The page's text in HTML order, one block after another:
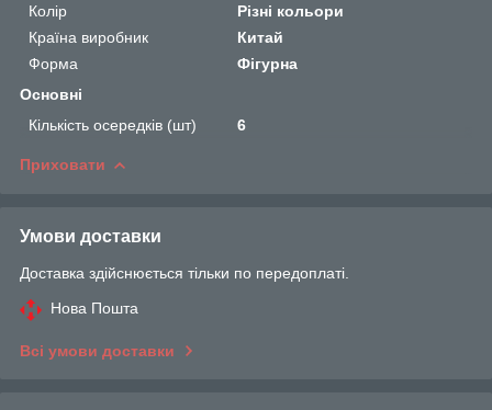
Колір
Різні кольори
Країна виробник
Китай
Форма
Фігурна
Основні
Кількість осередків (шт)
6
Приховати
Умови доставки
Доставка здійснюється тільки по передоплаті.
Нова Пошта
Всі умови доставки